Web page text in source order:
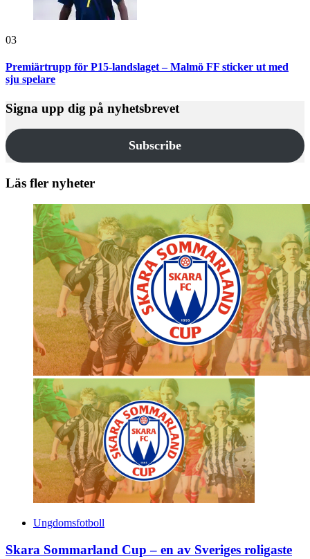
03
Premiärtrupp för P15-landslaget – Malmö FF sticker ut med
sju spelare
Signa upp dig på nyhetsbrevet
Subscribe
Läs fler nyheter
Ungdomsfotboll
Skara Sommarland Cup – en av Sveriges roligaste